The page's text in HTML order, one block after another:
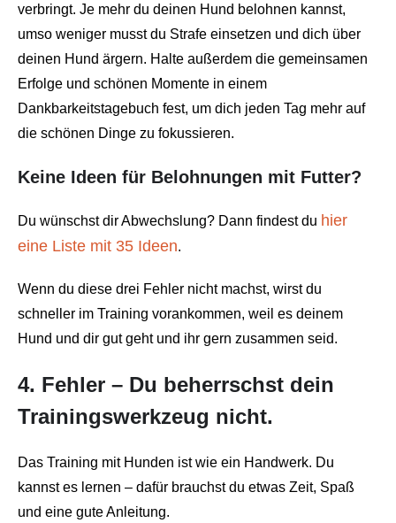
verbringt. Je mehr du deinen Hund belohnen kannst,
umso weniger musst du Strafe einsetzen und dich über
deinen Hund ärgern. Halte außerdem die gemeinsamen
Erfolge und schönen Momente in einem
Dankbarkeitstagebuch fest, um dich jeden Tag mehr auf
die schönen Dinge zu fokussieren.
Keine Ideen für Belohnungen mit Futter?
Du wünschst dir Abwechslung? Dann findest du hier
eine Liste mit 35 Ideen.
Wenn du diese drei Fehler nicht machst, wirst du
schneller im Training vorankommen, weil es deinem
Hund und dir gut geht und ihr gern zusammen seid.
4. Fehler – Du beherrschst dein
Trainingswerkzeug nicht.
Das Training mit Hunden ist wie ein Handwerk. Du
kannst es lernen – dafür brauchst du etwas Zeit, Spaß
und eine gute Anleitung.